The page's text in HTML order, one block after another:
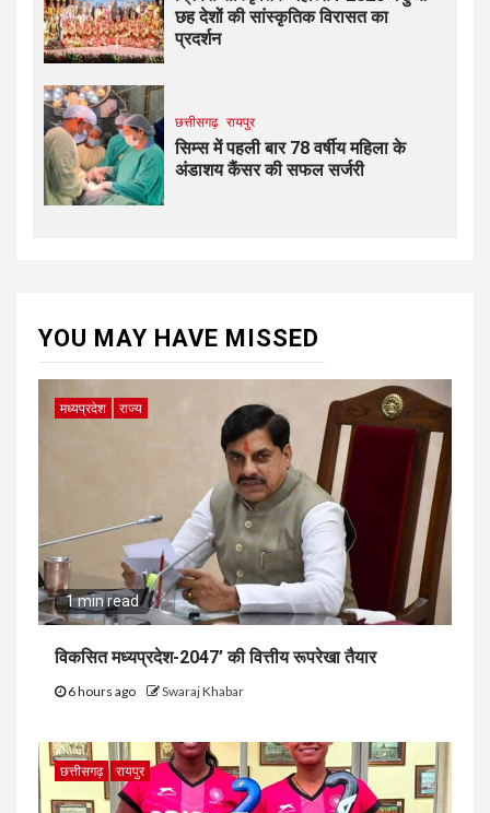
छह देशों की सांस्कृतिक विरासत का
प्रदर्शन
छत्तीसगढ़ रायपुर
सिम्स में पहली बार 78 वर्षीय महिला के
अंडाशय कैंसर की सफल सर्जरी
YOU MAY HAVE MISSED
मध्यप्रदेश राज्य
1 min read
विकसित मध्यप्रदेश-2047’ की वित्तीय रूपरेखा तैयार
6 hours ago Swaraj Khabar
छत्तीसगढ़ रायपुर